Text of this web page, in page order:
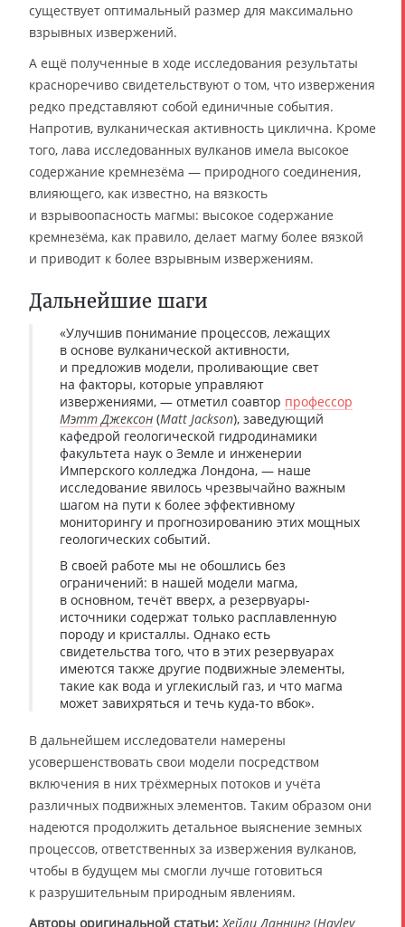
существует оптимальный размер для максимально
взрывных извержений.
А ещё полученные в ходе исследования результаты
красноречиво свидетельствуют о том, что извержения
редко представляют собой единичные события.
Напротив, вулканическая активность циклична. Кроме
того, лава исследованных вулканов имела высокое
содержание кремнезёма — природного соединения,
влияющего, как известно, на вязкость
и взрывоопасность магмы: высокое содержание
кремнезёма, как правило, делает магму более вязкой
и приводит к более взрывным извержениям.
Дальнейшие шаги
«Улучшив понимание процессов, лежащих
в основе вулканической активности,
и предложив модели, проливающие свет
на факторы, которые управляют
извержениями, — отметил соавтор профессор
Мэтт Джексон (Matt Jackson), заведующий
кафедрой геологической гидродинамики
факультета наук о Земле и инженерии
Имперского колледжа Лондона, — наше
исследование явилось чрезвычайно важным
шагом на пути к более эффективному
мониторингу и прогнозированию этих мощных
геологических событий.
В своей работе мы не обошлись без
ограничений: в нашей модели магма,
в основном, течёт вверх, а резервуары-
источники содержат только расплавленную
породу и кристаллы. Однако есть
свидетельства того, что в этих резервуарах
имеются также другие подвижные элементы,
такие как вода и углекислый газ, и что магма
может завихряться и течь куда-то вбок».
В дальнейшем исследователи намерены
усовершенствовать свои модели посредством
включения в них трёхмерных потоков и учёта
различных подвижных элементов. Таким образом они
надеются продолжить детальное выяснение земных
процессов, ответственных за извержения вулканов,
чтобы в будущем мы смогли лучше готовиться
к разрушительным природным явлениям.
Авторы оригинальной статьи: Хейли Даннинг (Hayley